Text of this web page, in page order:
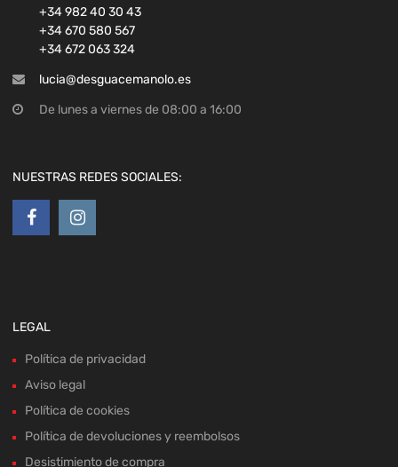
+34 982 40 30 43
+34 670 580 567
+34 672 063 324
lucia@desguacemanolo.es
De lunes a viernes de 08:00 a 16:00
NUESTRAS REDES SOCIALES:
LEGAL
Política de privacidad
Aviso legal
Política de cookies
Política de devoluciones y reembolsos
Desistimiento de compra